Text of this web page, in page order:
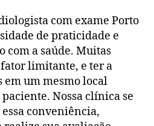
com exame Porto
de praticidade e
com a saúde. Muitas
fator limitante, e ter a
em um mesmo local
Nossa clínica se
conveniência,